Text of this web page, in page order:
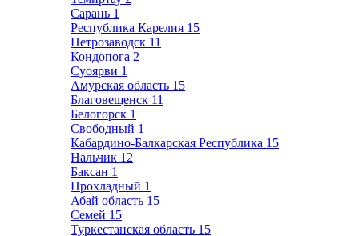
Сарань 1
Республика Карелия 15
Петрозаводск 11
Кондопога 2
Суоярви 1
Амурская область 15
Благовещенск 11
Белогорск 1
Свободный 1
Кабардино-Балкарская Республика 15
Нальчик 12
Баксан 1
Прохладный 1
Абай область 15
Семей 15
Туркестанская область 15